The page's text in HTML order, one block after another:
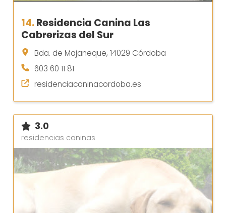
14.Residencia Canina Las
Cabrerizas del Sur
Bda. de Majaneque, 14029 Córdoba
603 60 11 81
residenciacaninacordoba.es
3.0
residencias caninas